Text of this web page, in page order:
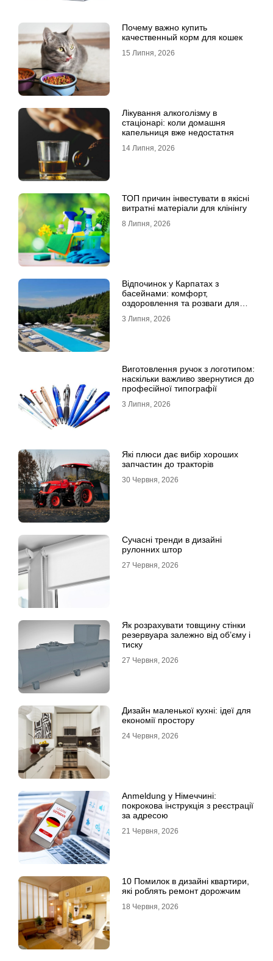
Почему важно купить
качественный корм для кошек
15 Липня, 2026
Лікування алкоголізму в
стаціонарі: коли домашня
капельниця вже недостатня
14 Липня, 2026
ТОП причин інвестувати в якісні
витратні матеріали для клінінгу
8 Липня, 2026
Відпочинок у Карпатах з
басейнами: комфорт,
оздоровлення та розваги для
3 Липня, 2026
Виготовлення ручок з логотипом:
наскільки важливо звернутися до
професійної типографії
3 Липня, 2026
Які плюси дає вибір хороших
запчастин до тракторів
30 Червня, 2026
Сучасні тренди в дизайні
рулонних штор
27 Червня, 2026
Як розрахувати товщину стінки
резервуара залежно від об’єму і
тиску
27 Червня, 2026
Дизайн маленької кухні: ідеї для
економії простору
24 Червня, 2026
Anmeldung у Німеччині:
покрокова інструкція з реєстрації
за адресою
21 Червня, 2026
10 Помилок в дизайні квартири,
які роблять ремонт дорожчим
18 Червня, 2026